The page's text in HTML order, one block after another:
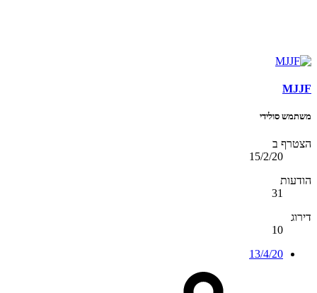
MJJF
משתמש סולידי
הצטרף ב
15/2/20
הודעות
31
דירוג
10
13/4/20